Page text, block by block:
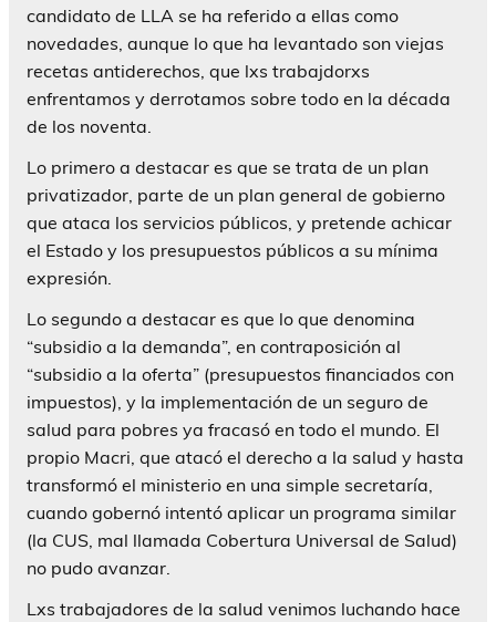
candidato de LLA se ha referido a ellas como
novedades, aunque lo que ha levantado son viejas
recetas antiderechos, que lxs trabajdorxs
enfrentamos y derrotamos sobre todo en la década
de los noventa.
Lo primero a destacar es que se trata de un plan
privatizador, parte de un plan general de gobierno
que ataca los servicios públicos, y pretende achicar
el Estado y los presupuestos públicos a su mínima
expresión.
Lo segundo a destacar es que lo que denomina
“subsidio a la demanda”, en contraposición al
“subsidio a la oferta” (presupuestos financiados con
impuestos), y la implementación de un seguro de
salud para pobres ya fracasó en todo el mundo. El
propio Macri, que atacó el derecho a la salud y hasta
transformó el ministerio en una simple secretaría,
cuando gobernó intentó aplicar un programa similar
(la CUS, mal llamada Cobertura Universal de Salud)
no pudo avanzar.
Lxs trabajadores de la salud venimos luchando hace